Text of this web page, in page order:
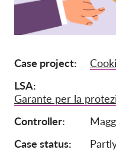
Case project
LSA
Garante per la
Controller
Case status